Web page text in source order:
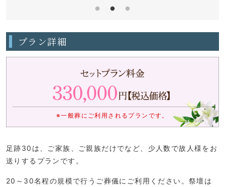
プラン詳細
※一般葬にご利用されるプランです。
足跡30は、ご家族、ご親族だけでなど、少人数で故人様をお
送りするプランです。
20～30名程の規模で行うご葬儀にご利用ください。祭壇は